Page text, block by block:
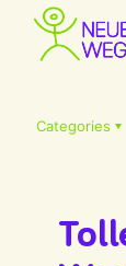
Categories